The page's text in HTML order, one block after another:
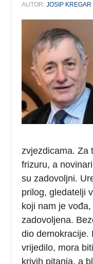
AUTOR:JOSIP KREGAR
zvjezdicama. Za
frizuru, a
su zadovoljni.
prilog,gledatelji
koji nam je
zadovoljena.
dio demokracije.
vrijedilo, mora
krivih pitanja, a